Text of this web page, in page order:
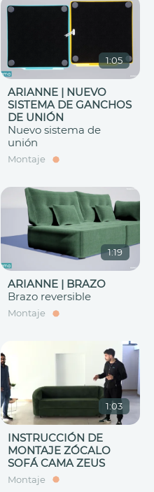
1:05
ARIANNE | NUEVO
SISTEMA DE GANCHOS
DE UNIÓN
Nuevo sistema de
unión
Montaje
1:19
ARIANNE | BRAZO
Brazo reversible
Montaje
1:03
INSTRUCCIÓN DE
MONTAJE ZÓCALO
SOFÁ CAMA ZEUS
Montaje